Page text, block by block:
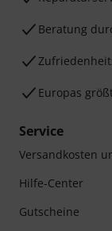
Beratung
Europas
Service
Versandkosten
Hilfe-Center
Gutscheine